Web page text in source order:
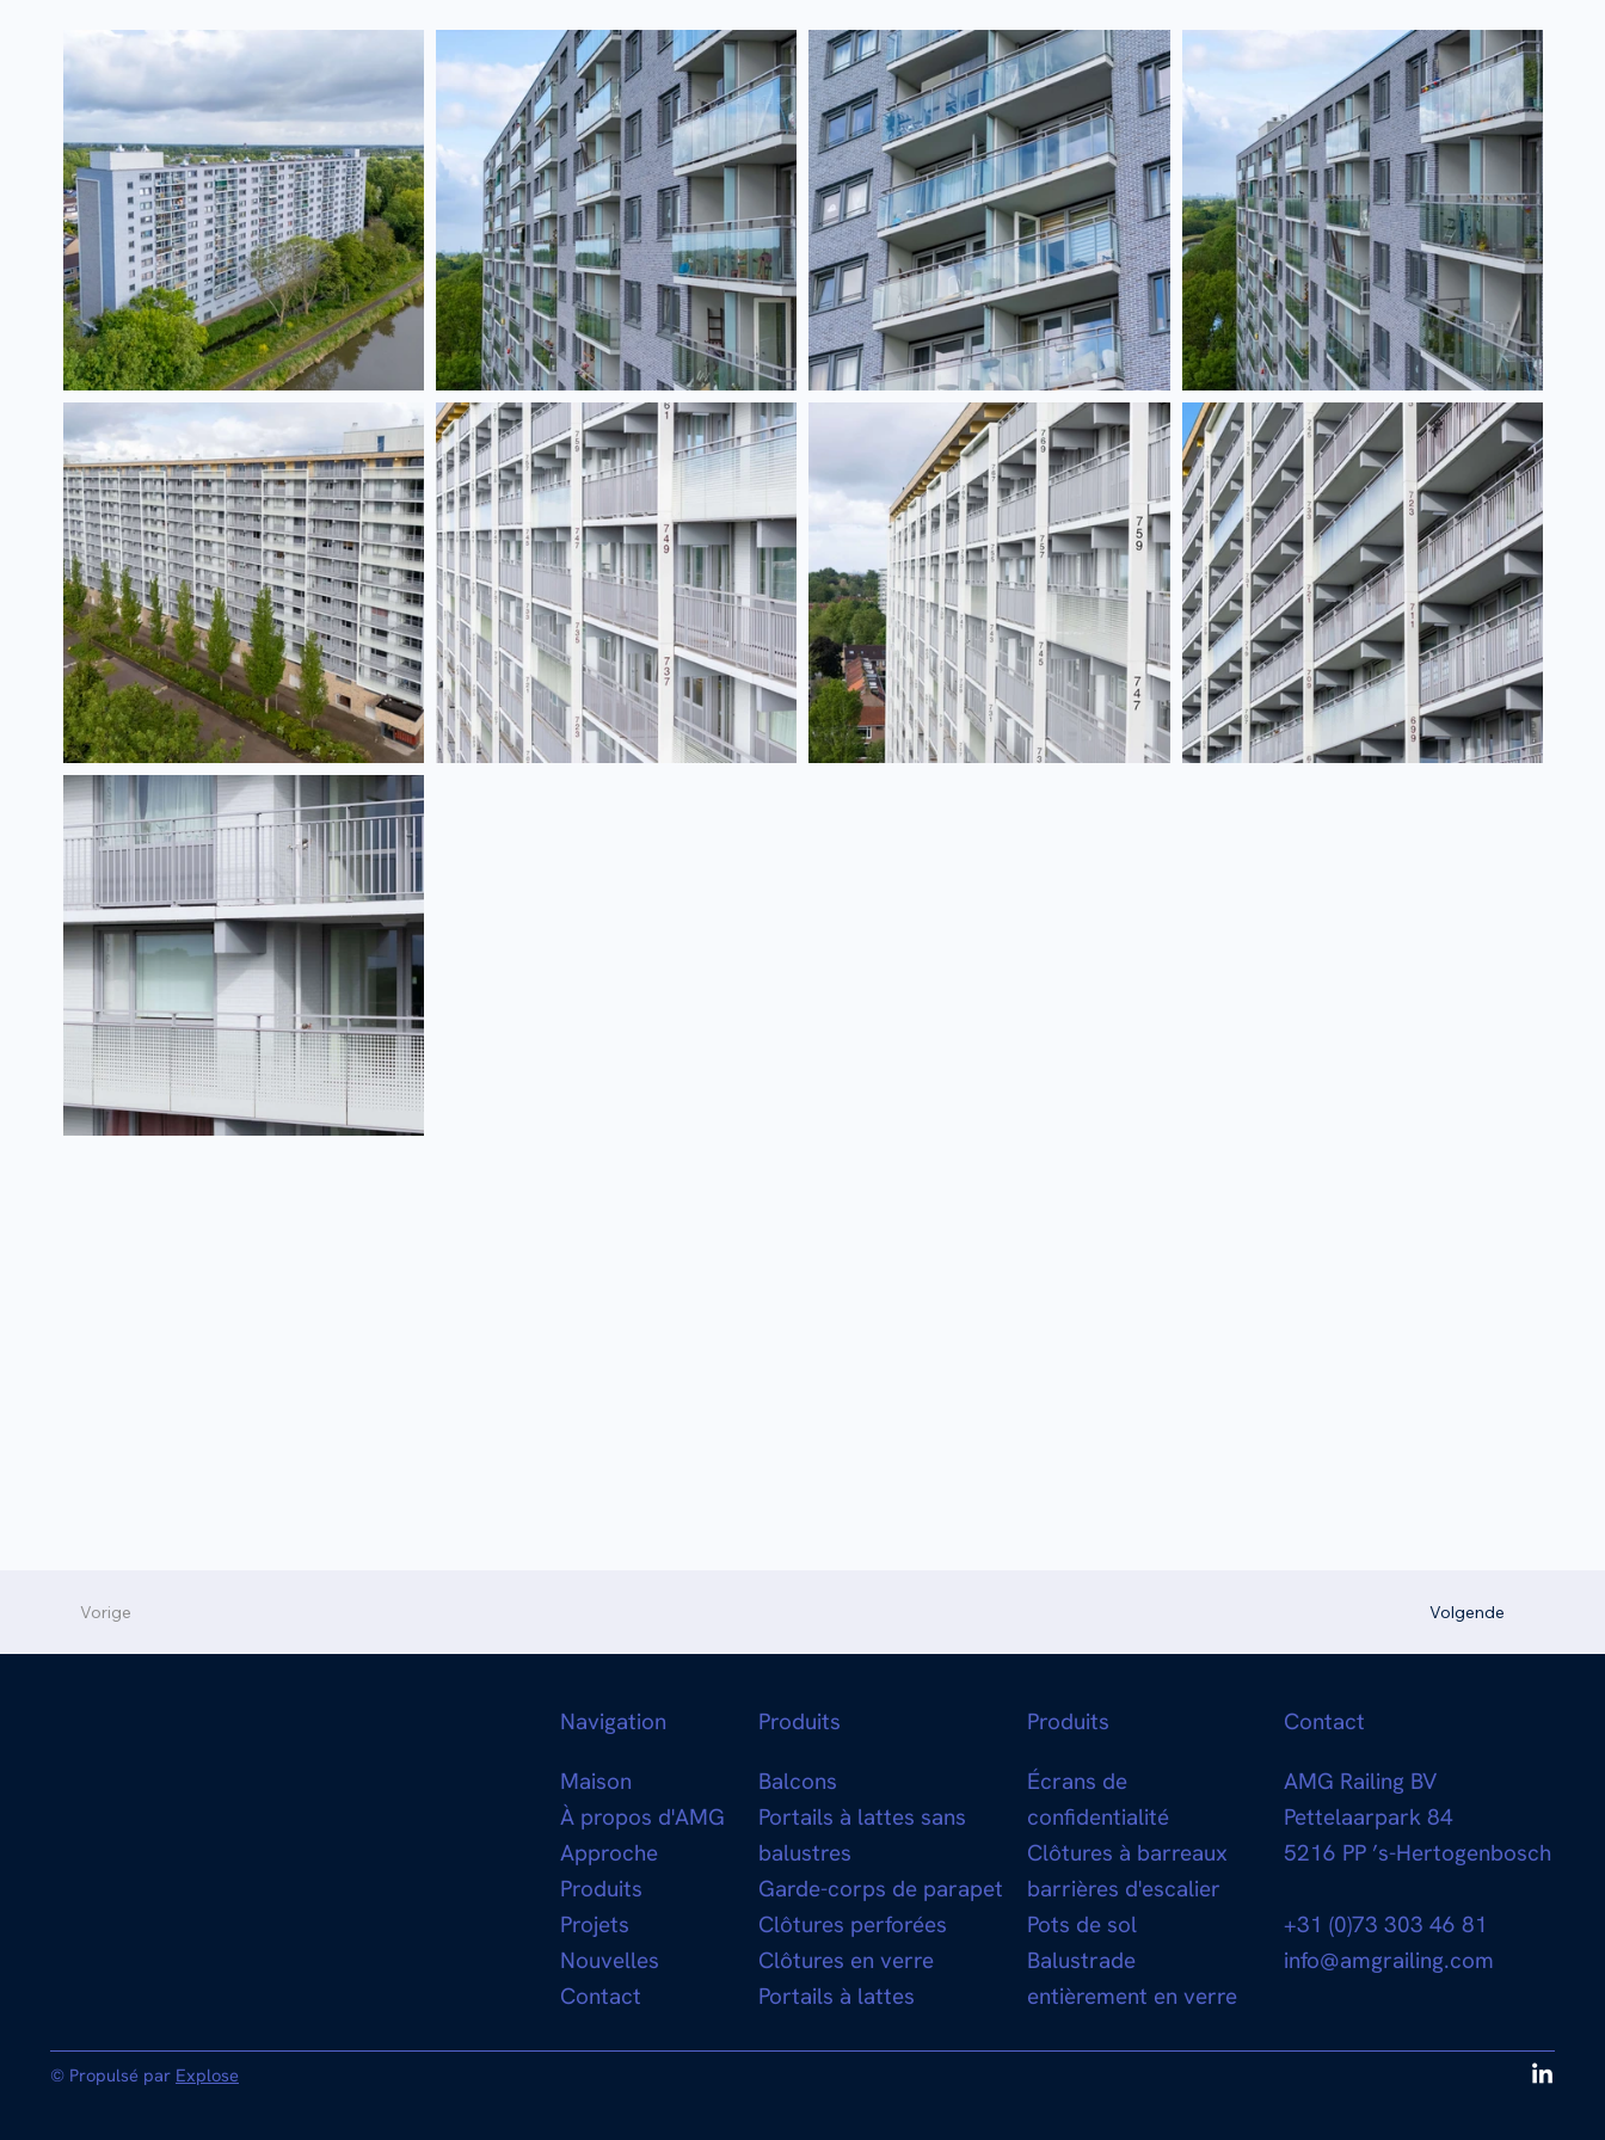
Volgende
Vorige
Navigation
Maison
À propos d'AMG
Approche
Produits
Projets
Nouvelles
Contact
Produits
Balcons
Portails à lattes sans
balustres
Garde-corps de parapet
Clôtures perforées
Clôtures en verre
Portails à lattes
Produits
Écrans de
confidentialité
Clôtures à barreaux
barrières d'escalier
Pots de sol
Balustrade
entièrement en verre
Contact
AMG Railing BV
Pettelaarpark 84
5216 PP ’s-Hertogenbosch
+31 (0)73 303 46 81
info@amgrailing.com
© Propulsé par Explose